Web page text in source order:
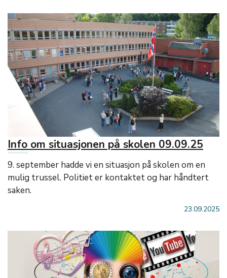
Info om situasjonen på skolen 09.09.25
9. september hadde vi en situasjon på skolen om en
mulig trussel. Politiet er kontaktet og har håndtert
saken.
23.09.2025